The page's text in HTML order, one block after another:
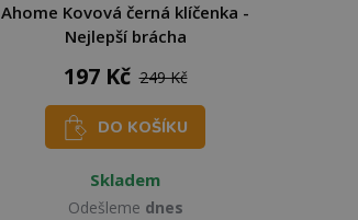
Ahome Kovová černá klíčenka -
Nejlepší brácha
197 Kč 249 Kč
DO KOŠÍKU
Skladem
Odešleme dnes